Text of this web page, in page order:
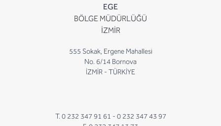
EGE
BÖLGE MÜDÜRLÜĞÜ
İZMİR
555 Sokak, Ergene Mahallesi
No. 6/14 Bornova
İZMİR - TÜRKİYE
T. 0 232 347 91 61 - 0 232 347 43 97